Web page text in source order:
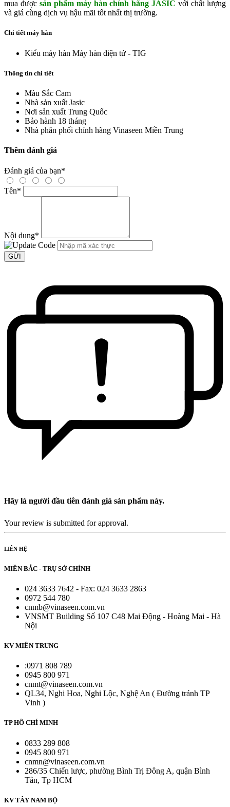
mua được sản phẩm máy hàn chính hãng JASIC với chất lượng
và giá cùng dịch vụ hậu mãi tốt nhất thị trường.
Chi tiết máy hàn
Kiểu máy hàn Máy hàn điện tử - TIG
Thông tin chi tiết
Màu Sắc Cam
Nhà sản xuất Jasic
Nơi sản xuất Trung Quốc
Bảo hành 18 tháng
Nhà phân phối chính hãng Vinaseen Miền Trung
Thêm đánh giá
Đánh giá của bạn*
Tên*
Nội dung*
GỬI
Hãy là người đầu tiên đánh giá sản phẩm này.
Your review is submitted for approval.
LIÊN HỆ
MIỀN BẮC - TRỤ SỞ CHÍNH
024 3633 7642 - Fax: 024 3633 2863
0972 544 780
cnmb@vinaseen.com.vn
VNSMT Building Số 107 C48 Mai Động - Hoàng Mai - Hà
Nội
KV MIỀN TRUNG
:0971 808 789
0945 800 971
cnmt@vinaseen.com.vn
QL34, Nghi Hoa, Nghi Lộc, Nghệ An ( Đường tránh TP
Vinh )
TP HỒ CHÍ MINH
0833 289 808
0945 800 971
cnmn@vinaseen.com.vn
286/35 Chiến lược, phường Bình Trị Đông A, quận Bình
Tân, Tp HCM
KV TÂY NAM BỘ